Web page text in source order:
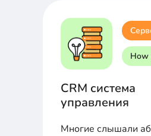
How
CRM система
управления
Многие слышали